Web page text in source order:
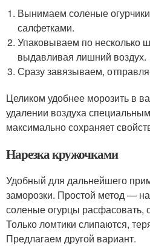
Вынимаем соленые
салфетками.
Упаковываем по несколько
выдавливая лишний воздух.
Сразу завязываем,
Целиком удобнее морозить в
удалении воздуха
максимально сохраняет
Нарезка кружочками
Удобный для дальнейшего
заморозки. Простой метод —
соленые огурцы расфасовать,
Только ломтики слипаются,
Предлагаем другой вариант.